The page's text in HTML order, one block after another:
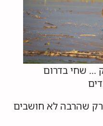
… שחי בדרום
שהרבה לא חושבים